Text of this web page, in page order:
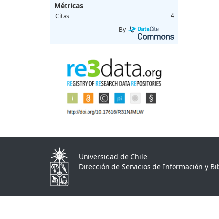
Métricas
Citas 4
By
Universidad de Chile
Dirección de Servicios de Información y